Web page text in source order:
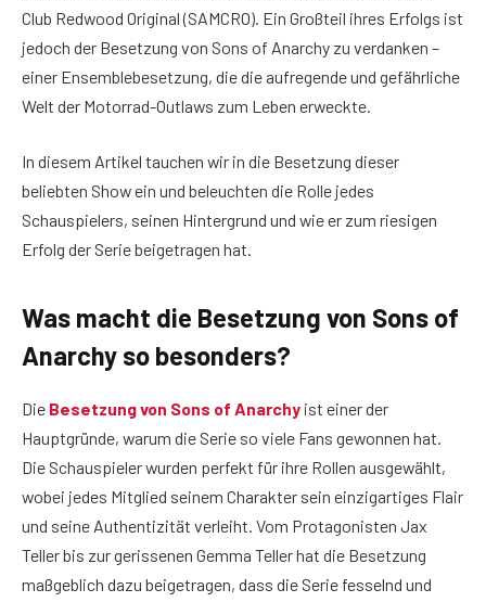
Club Redwood Original (SAMCRO). Ein Großteil ihres Erfolgs ist
jedoch der Besetzung von Sons of Anarchy zu verdanken –
einer Ensemblebesetzung, die die aufregende und gefährliche
Welt der Motorrad-Outlaws zum Leben erweckte.
In diesem Artikel tauchen wir in die Besetzung dieser
beliebten Show ein und beleuchten die Rolle jedes
Schauspielers, seinen Hintergrund und wie er zum riesigen
Erfolg der Serie beigetragen hat.
Was macht die Besetzung von Sons of
Anarchy so besonders?
Die Besetzung von Sons of Anarchy ist einer der
Hauptgründe, warum die Serie so viele Fans gewonnen hat.
Die Schauspieler wurden perfekt für ihre Rollen ausgewählt,
wobei jedes Mitglied seinem Charakter sein einzigartiges Flair
und seine Authentizität verleiht. Vom Protagonisten Jax
Teller bis zur gerissenen Gemma Teller hat die Besetzung
maßgeblich dazu beigetragen, dass die Serie fesselnd und